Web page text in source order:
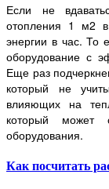
Если не
отопления 1 м2 в
энергии в час. То
оборудование с
Еще раз
который не
влияющих на
который может
оборудования.
Как посчитать